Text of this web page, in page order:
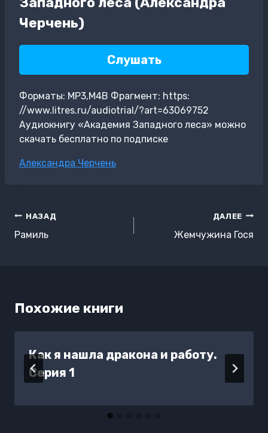
Черчень)
Слушать
Форматы: MP3,M4B Фрагмент: https:
//www.litres.ru/audiotrial/?art=63069752
Аудиокнигу «Академия Западного леса» можно
скачать бесплатно по подписке
Метки
Александра Черчень
Навигация
по
НАЗАД
Рамиль
ДАЛЕЕ
Жемчужина Гося
Похожие книги
Как я нашла дракона и работу.
Серия 1